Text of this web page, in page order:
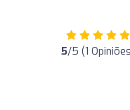
5/5 (1